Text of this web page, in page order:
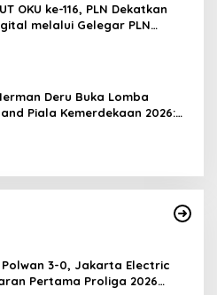
OKU ke-116, PLN Dekatkan
melalui Gelegar PLN
Deru Buka Lomba
Piala Kemerdekaan 2026:
3-0, Jakarta Electric
Pertama Proliga 2026